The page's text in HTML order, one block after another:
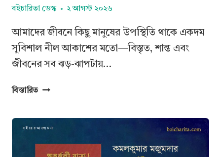
বইচারিতা ডেস্ক ২ আগস্ট ২০২৬
আমাদের জীবনে কিছু মানুষের উপস্থিতি থাকে একদম
সুবিশাল নীল আকাশের মতো—বিস্তৃত, শান্ত এবং
জীবনের সব ঝড়-ঝাপটায়…
বিস্তারিতআমার
আপু:
অনুভূতির